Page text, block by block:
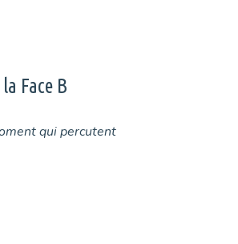
Face B
qui percutent